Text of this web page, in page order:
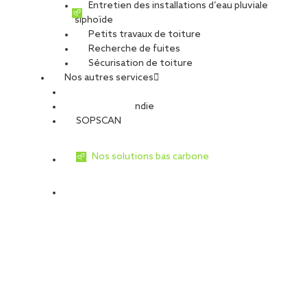
Entretien des installations d’eau pluviale
siphoïde
Petits travaux de toiture
Recherche de fuites
Sécurisation de toiture
Nos autres services
Sécurité Incendie
SOPSCAN
Nos solutions bas carbone